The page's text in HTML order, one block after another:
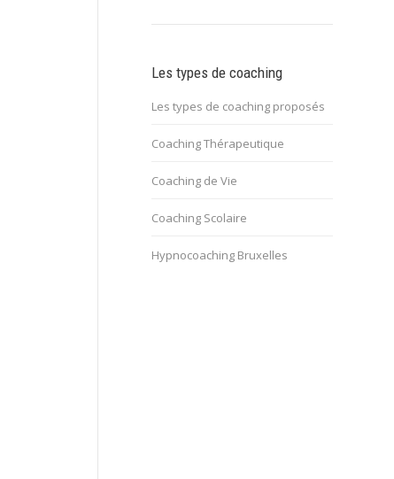
Les types de coaching
Les types de coaching proposés
Coaching Thérapeutique
Coaching de Vie
Coaching Scolaire
Hypnocoaching Bruxelles